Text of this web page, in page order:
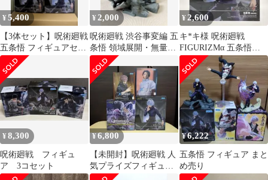
¥5,400
【3体セット】呪術廻戦
五条悟 フィギュアセッ
ト
¥ 2,000
呪術廻戦 渋谷事変編 五
条悟 領域展開・無量空
処 FIGURIZMα SEGA
¥2,600
キ*キ様 呪術廻戦
FIGURIZMα 五条悟
「無量空処」
¥8,300
呪術廻戦 フィギュ
ア 3コセット
¥6,800
【未開封】呪術廻戦 人
気プライズフィギュア4
点
¥6,222
五条悟 フィギュア まと
め売り